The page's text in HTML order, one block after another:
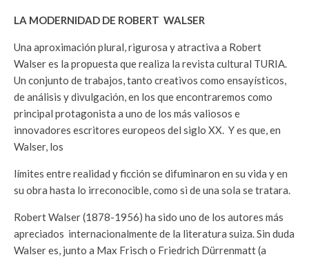
LA MODERNIDAD DE ROBERT WALSER
Una aproximación plural, rigurosa y atractiva a Robert
Walser es la propuesta que realiza la revista cultural TURIA.
Un conjunto de trabajos, tanto creativos como ensayísticos,
de análisis y divulgación, en los que encontraremos como
principal protagonista a uno de los más valiosos e
innovadores escritores europeos del siglo XX. Y es que, en
Walser, los
límites entre realidad y ficción se difuminaron en su vida y en
su obra hasta lo irreconocible, como si de una sola se tratara.
Robert Walser (1878-1956) ha sido uno de los autores más
apreciados internacionalmente de la literatura suiza. Sin duda
Walser es, junto a Max Frisch o Friedrich Dürrenmatt (a